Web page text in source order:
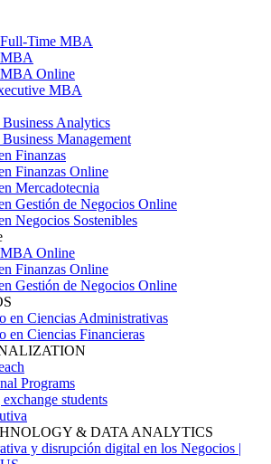
Time MBA
Online
MBA
Analytics
Management
Finanzas
Finanzas Online
Mercadotecnia
Gestión de Negocios Online
Negocios Sostenibles
Online
Finanzas Online
Gestión de Negocios Online
en Ciencias Administrativas
en Ciencias Financieras
Programs
students
& DATA ANALYTICS
y disrupción digital en los Negocios |